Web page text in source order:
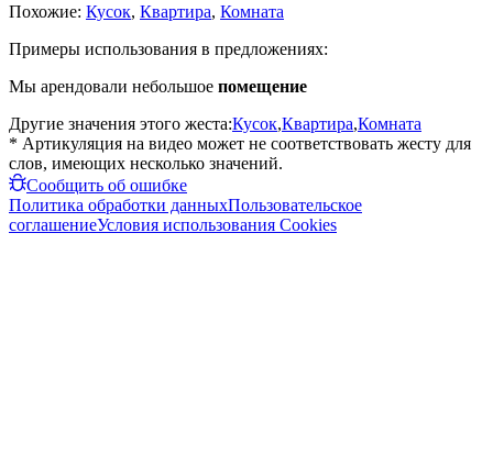
Похожие: Кусок, Квартира, Комната
Примеры использования в предложениях:
Мы арендовали небольшое помещение
Другие значения этого жеста:Кусок,Квартира,Комната
* Артикуляция на видео может не соответствовать жесту для
слов, имеющих несколько значений.
Сообщить об ошибке
Политика обработки данныхПользовательское
соглашениеУсловия использования Cookies